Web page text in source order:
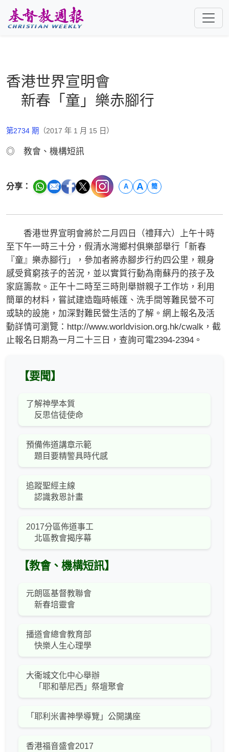
香港世界宣明會
新春「童」樂赤腳行
第2734 期 （2017 年 1 月 15 日）
◎ 教會、機構短訊
分享： A A 簡
香港世界宣明會將於二月四日（禮拜六）上午十時
至下午一時三十分，假清水灣鄉村俱樂部舉行「新春
『童』樂赤腳行」，參加者將赤腳步行約四公里，親身
感受貧窮孩子的苦況，並以實質行動為南蘇丹的孩子及
家庭籌款。正午十二時至三時則舉辦親子工作坊，利用
簡單的材料，嘗試建造臨時帳篷、洗手間等難民營不可
或缺的設施，加深對難民營生活的了解。網上報名及活
動詳情可瀏覽：http://www.worldvision.org.hk/cwalk，截
止報名日期為一月二十三日，查詢可電2394-2394。
【要聞】
了解神學本質
反思信徒使命
預備佈道講章示範
題目要精警具時代感
追蹤聖經主線
認識救恩計畫
2017分區佈道事工
北區教會揭序幕
【教會、機構短訊】
元朗區基督教聯會
新春培靈會
播道會總會教育部
快樂人生心理學
大衞城文化中心舉辦
「耶和華尼西」祭壇聚會
「耶利米書神學導覽」公開講座
香港福音盛會2017